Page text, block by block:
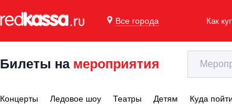
Все города Как
Билеты на мероприятия
Концерты Ледовое шоу Театры Детям Куда пойти